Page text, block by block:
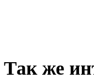
Так же